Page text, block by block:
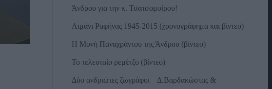
Άνδρου για την κ. Τσατσομοίρου!
Λιμάνι Ραφήνας 1945-2015 (χρονογράφημα και βίντεο)
Η Μονή Παναχράντου της Άνδρου (βίντεο)
Το τελευταίο ρεμέτζο (βίντεο)
Δύο ανδριώτες ζωγράφοι – Δ.Βαρδακώστας &